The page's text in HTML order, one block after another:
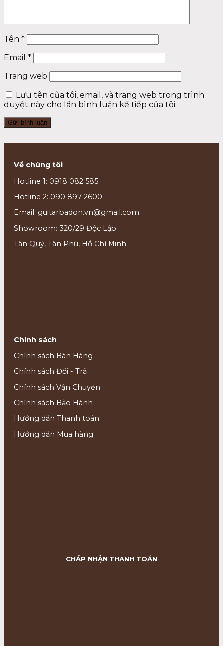
Tên *
Email *
Trang web
Lưu tên của tôi, email, và trang web trong trình
duyệt này cho lần bình luận kế tiếp của tôi.
Về chúng tôi
Hotline 1: 0918 082 585
Hotline 2: 090 897 2600
Email: guitarbadon.vn@gmail.com
Showroom: 320/29 Độc Lập
Tân Quý, Tân Phú, Hồ Chí Minh
Chính sách
Chính sách Bán Hàng
Chính sách Đổi - Trả
Chính sách Vận Chuyển
Chính sách Bảo Hành
Hướng dẫn Thanh toán
Hướng dẫn Mua hàng
CHẤP NHẬN THANH TOÁN